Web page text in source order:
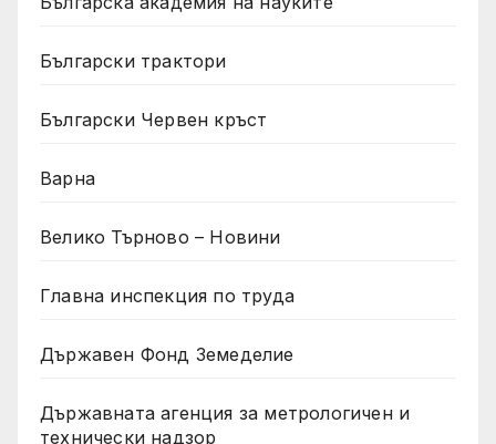
Български трактори
Български Червен кръст
Варна
Велико Търново – Новини
Главна инспекция по труда
Държавен Фонд Земеделие
Държавната агенция за метрологичен и
технически надзор